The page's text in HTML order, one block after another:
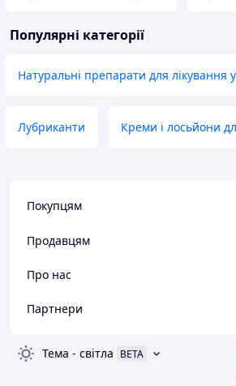
Популярні категорії
Натуральні препарати для лікування
Лубриканти Креми і лосьйони
Покупцям
Продавцям
Про нас
Партнери
Тема - світла BETA